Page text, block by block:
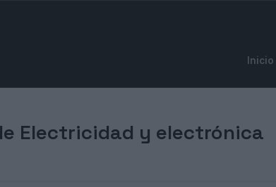
Inicio
Electricidad y electrónica